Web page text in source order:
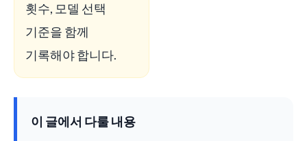
횟수, 모델 선택
기준을 함께
기록해야 합니다.
이 글에서 다룰 내용